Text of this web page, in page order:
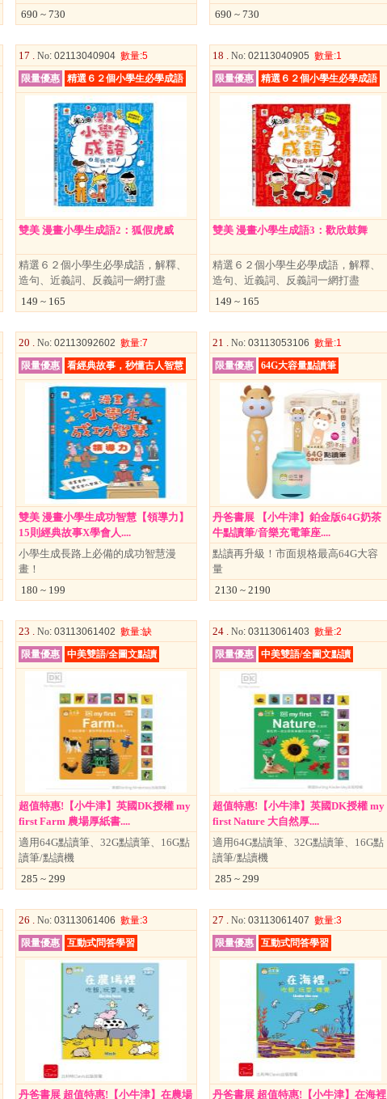
690 ~ 730
690 ~ 730
17 .No: 02113040904 數量:5
限量優惠
精選６２個小學生必學成語
雙美 漫畫小學生成語2：狐假虎威
精選６２個小學生必學成語，解釋、
造句、近義詞、反義詞一網打盡
149 ~ 165
18 . No: 02113040905 數量:1
限量優惠
精選６２個小學生必學成語
雙美 漫畫小學生成語3：歡欣鼓舞
精選６２個小學生必學成語，解釋、
造句、近義詞、反義詞一網打盡
149 ~ 165
20 .No: 02113092602 數量:7
限量優惠
看經典故事，秒懂古人智慧
雙美 漫畫小學生成功智慧【領導力】
15則經典故事X學會人....
小學生成長路上必備的成功智慧漫
畫！
180 ~ 199
21 . No: 03113053106 數量:1
限量優惠
64G大容量點讀筆
丹爸書展 【小牛津】鉑金版64G奶茶
牛點讀筆/音樂充電筆座....
點讀再升級！市面規格最高64G大容
量
2130 ~ 2190
23 .No: 03113061402 數量:缺
限量優惠
中美雙語/全圖文點讀
超值特惠!【小牛津】英國DK授權 my
first Farm 農場厚紙書....
適用64G點讀筆、32G點讀筆、16G點
讀筆/點讀機
285 ~ 299
24 . No: 03113061403 數量:2
限量優惠
中美雙語/全圖文點讀
超值特惠!【小牛津】英國DK授權 my
first Nature 大自然厚....
適用64G點讀筆、32G點讀筆、16G點
讀筆/點讀機
285 ~ 299
26 .No: 03113061406 數量:3
限量優惠
互動式問答學習
丹爸書展 超值特惠!【小牛津】在農場
27 . No: 03113061407 數量:3
限量優惠
互動式問答學習
丹爸書展 超值特惠!【小牛津】在海裡